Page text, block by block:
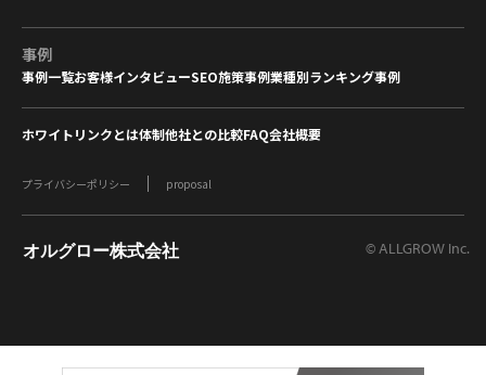
事例
事例一覧お客様インタビューSEO施策事例業種別ランキング事例
ホワイトリンクとは体制他社との比較FAQ会社概要
プライバシーポリシー proposal
オルグロー株式会社 © ALLGROW Inc.